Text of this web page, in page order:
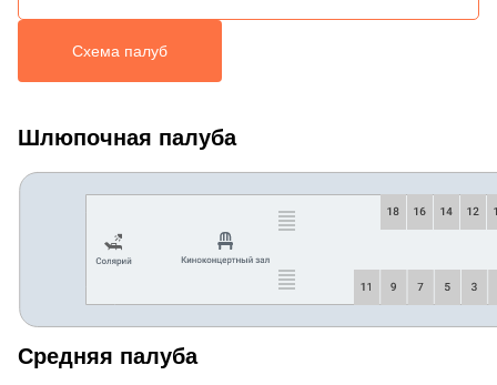
Схема палуб
Шлюпочная палуба
Средняя палуба